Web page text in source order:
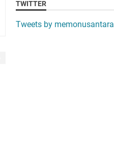
TWITTER
Tweets by memonusantara